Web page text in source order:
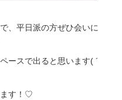
、平日派の方ぜひ会いに
ースで出ると思います( ´
ます！♡